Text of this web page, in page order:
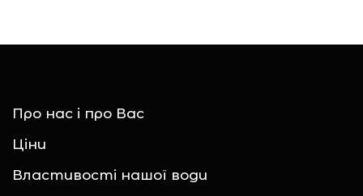
Про нас і про Вас
Ціни
Властивості нашої води